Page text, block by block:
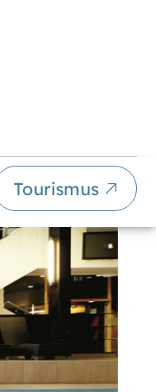
Tourismus